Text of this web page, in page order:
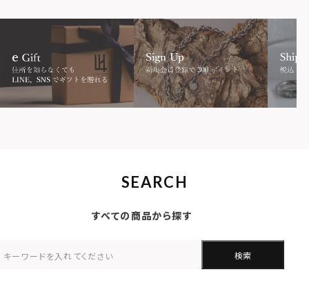
SEARCH
すべての商品から探す
検索